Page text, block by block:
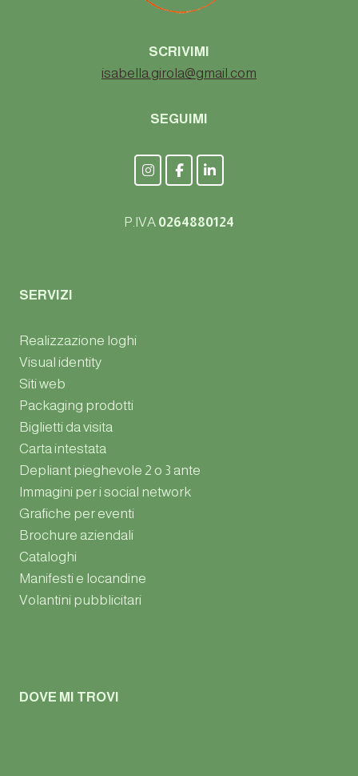
SCRIVIMI
isabella.girola@gmail.com
SEGUIMI
P.IVA 0264880124
SERVIZI
Realizzazione loghi
Visual identity
Siti web
Packaging prodotti
Biglietti da visita
Carta intestata
Depliant pieghevole 2 o 3 ante
Immagini per i social network
Grafiche per eventi
Brochure aziendali
Cataloghi
Manifesti e locandine
Volantini pubblicitari
DOVE MI TROVI